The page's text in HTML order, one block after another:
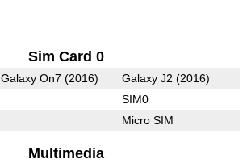
Sim Card 0
Galaxy On7 (2016) Galaxy J2 (2016)
SIM0
Micro SIM
Multimedia